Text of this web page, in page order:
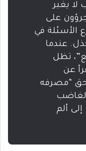
لا يغير
على
الأسئلة في
عندما
تظل
عن
“مصرفه
ألم